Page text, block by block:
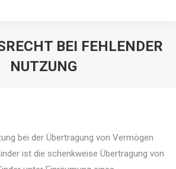
BEI FEHLENDER
NUTZUNG
bei der Übertragung von Vermögen
ist die schenkweise Übertragung von